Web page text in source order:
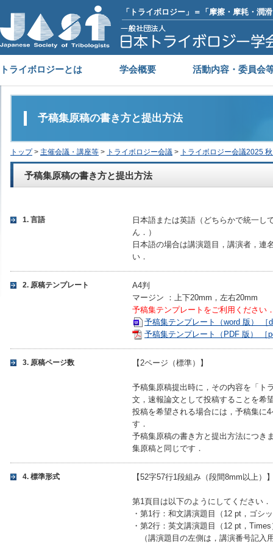
「トライボロジー」＝「摩擦・摩耗・潤
トライボロジーとは 学会概要 活動内容・委員会
予稿集原稿の書き方と提出方法
トップ> 主催会議・講座等 > トライボロジー会議 > トライボロジー会議2025
予稿集原稿の書き方と提出方法
1. 言語
日本語または英語（どちらかで統一し
ん．）
日本語の場合は講演題目，講演者，連
い．
2. 原稿テンプレート
A4判
マージン ：上下20mm，左右20mm
予稿集テンプレートをご利用ください
予稿集テンプレート（word 版） ［
予稿集テンプレート（PDF 版） ［
3. 原稿ページ数 【2ページ（標準）】
予稿集原稿提出時に，その内容を「ト
文，速報論文として投稿することを希
投稿を希望される場合には，予稿集に
す．
予稿集原稿の書き⽅と提出⽅法につき
集原稿と同じです．
4. 標準形式 【52字57行1段組み（段間8mm以上）
第1頁目は以下のようにしてください．
・第1行：和文講演題目（12 pt，ゴシ
・第2行：英文講演題目（12 pt，Times
（講演題目の左側は，講演番号記入